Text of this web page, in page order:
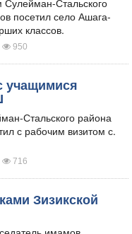
Стальского
посетил село Ашага-
классов.
950
учащимися
Стальского района
с рабочим визитом с.
716
Зизикской